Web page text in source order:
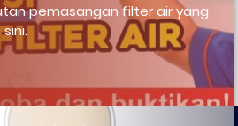
pemasangan filter air yang